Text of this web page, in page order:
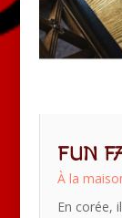
FUN
À la
En corée,